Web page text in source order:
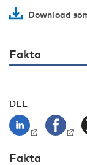
Download
Fakta
DEL
Fakta